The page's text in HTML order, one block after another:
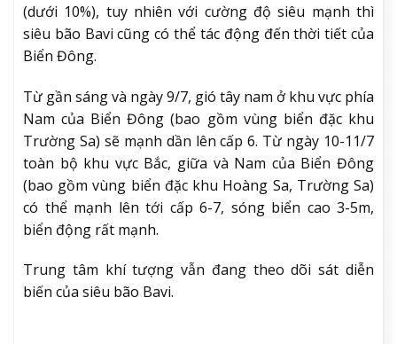
(dưới 10%), tuy nhiên với cường độ siêu mạnh thì
siêu bão Bavi cũng có thể tác động đến thời tiết của
Biển Đông.
Từ gần sáng và ngày 9/7, gió tây nam ở khu vực phía
Nam của Biển Đông (bao gồm vùng biển đặc khu
Trường Sa) sẽ mạnh dần lên cấp 6. Từ ngày 10-11/7
toàn bộ khu vực Bắc, giữa và Nam của Biển Đông
(bao gồm vùng biển đặc khu Hoàng Sa, Trường Sa)
có thể mạnh lên tới cấp 6-7, sóng biển cao 3-5m,
biển động rất mạnh.
Trung tâm khí tượng vẫn đang theo dõi sát diễn
biến của siêu bão Bavi.